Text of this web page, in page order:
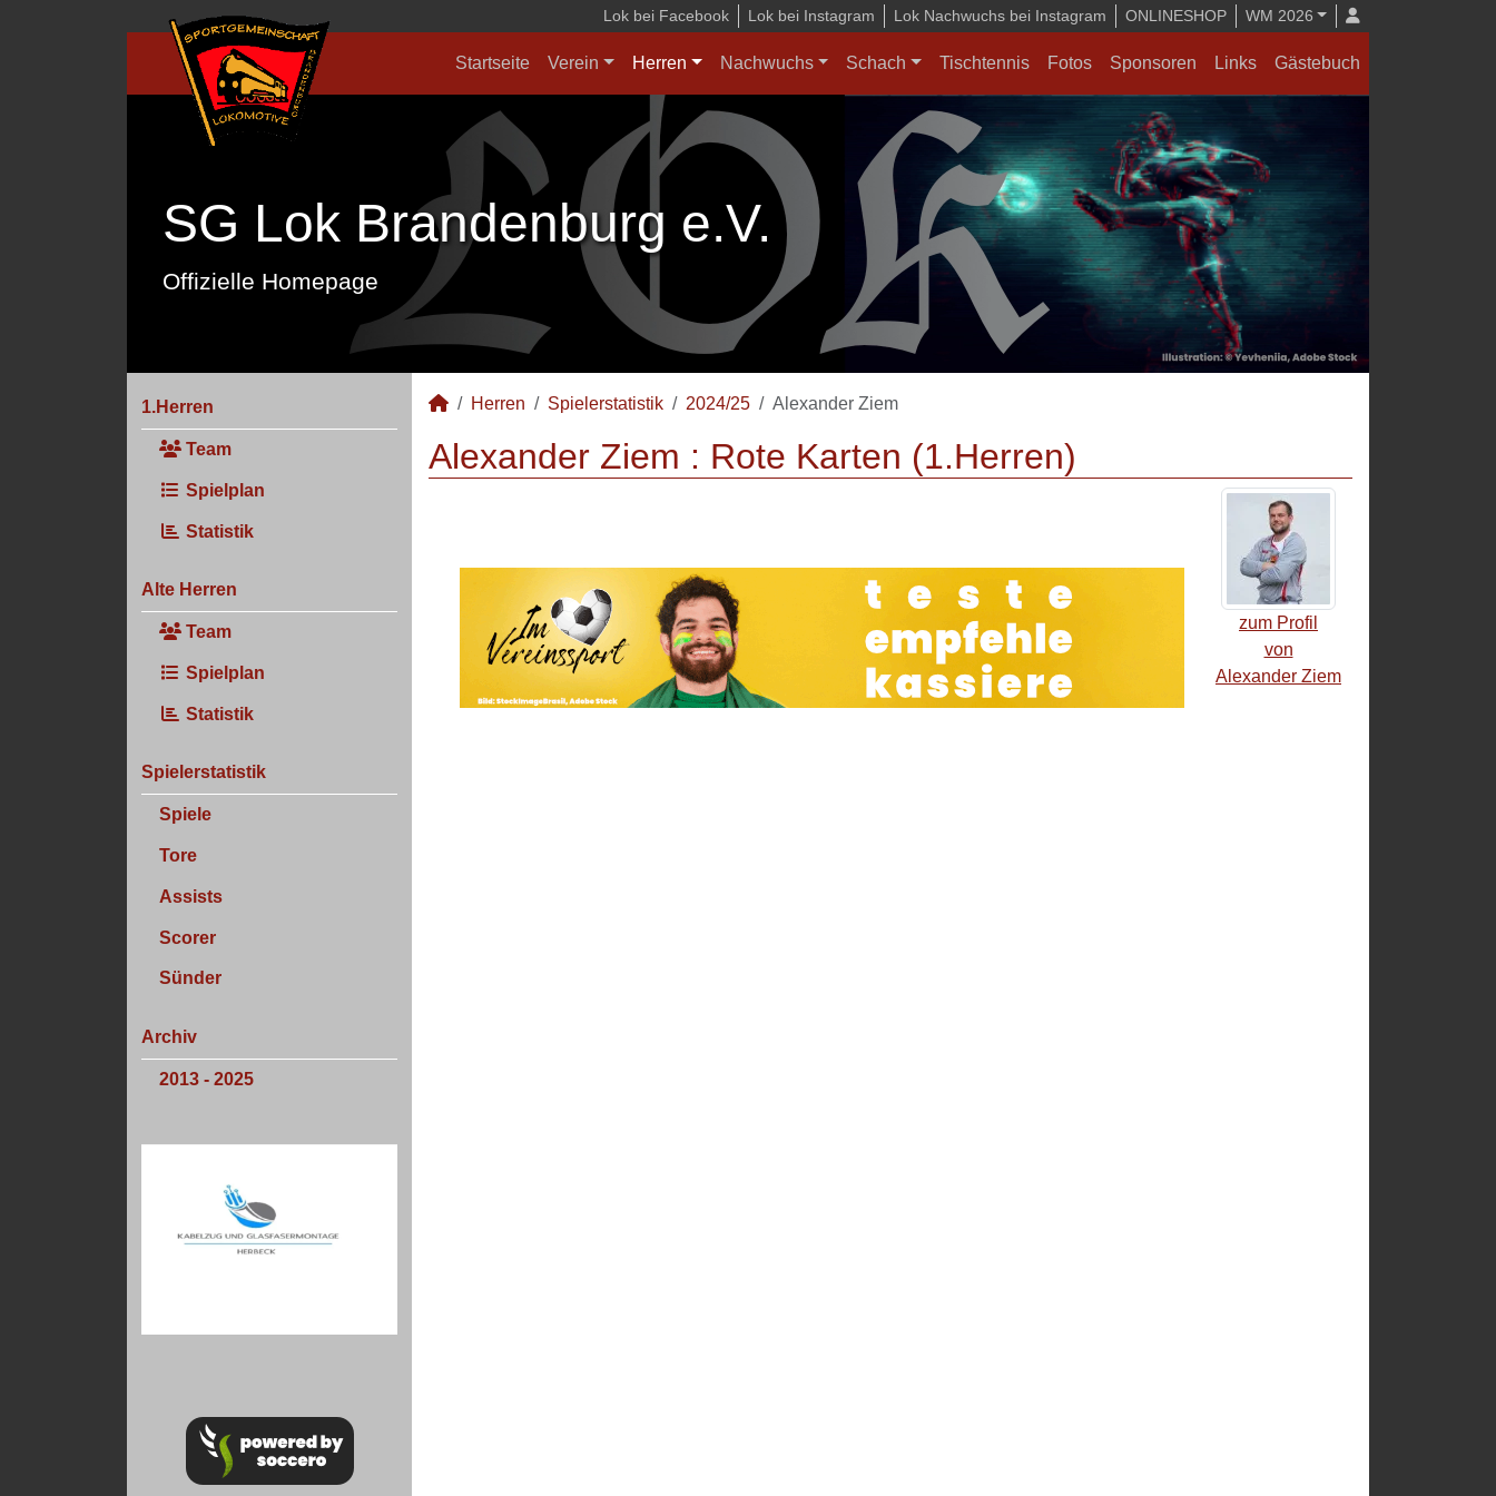
Lok bei Facebook Lok bei Instagram Lok Nachwuchs bei Instagram ONLINESHOP WM 2026
Startseite Verein Herren Nachwuchs Schach Tischtennis Fotos Sponsoren Links Gästebuch
SG Lok Brandenburg e.V.
Offizielle Homepage
1.Herren
Team
Spielplan
Statistik
Alte Herren
Team
Spielplan
Statistik
Spielerstatistik
Spiele
Tore
Assists
Scorer
Sünder
Archiv
2013 - 2025
Herren Spielerstatistik 2024/25 Alexander Ziem
Alexander Ziem : Rote Karten (1.Herren)
zum Profil
von
Alexander Ziem